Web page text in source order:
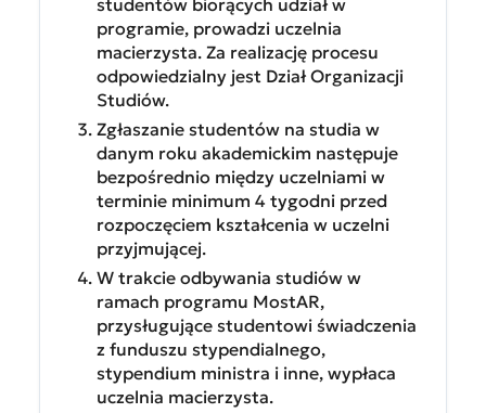
studentów biorących udział w
programie, prowadzi uczelnia
macierzysta. Za realizację procesu
odpowiedzialny jest Dział Organizacji
Studiów.
Zgłaszanie studentów na studia w
danym roku akademickim następuje
bezpośrednio między uczelniami w
terminie minimum 4 tygodni przed
rozpoczęciem kształcenia w uczelni
przyjmującej.
W trakcie odbywania studiów w
ramach programu MostAR,
przysługujące studentowi świadczenia
z funduszu stypendialnego,
stypendium ministra i inne, wypłaca
uczelnia macierzysta.